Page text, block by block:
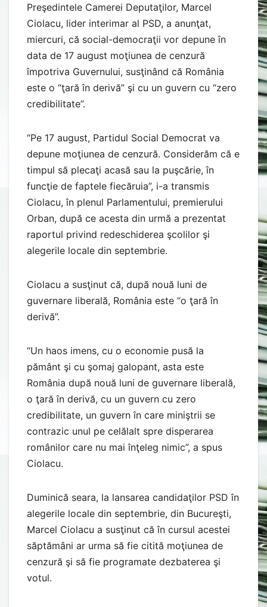
Preşedintele Camerei Deputaţilor, Marcel
Ciolacu, lider interimar al PSD, a anunţat,
miercuri, că social-democraţii vor depune în
data de 17 august moţiunea de cenzură
împotriva Guvernului, susţinând că România
este o “ţară în derivă” şi cu un guvern cu “zero
credibilitate”.
“Pe 17 august, Partidul Social Democrat va
depune moţiunea de cenzură. Considerăm că e
timpul să plecaţi acasă sau la puşcărie, în
funcţie de faptele fiecăruia”, i-a transmis
Ciolacu, în plenul Parlamentului, premierului
Orban, după ce acesta din urmă a prezentat
raportul privind redeschiderea şcolilor şi
alegerile locale din septembrie.
Ciolacu a susţinut că, după nouă luni de
guvernare liberală, România este “o ţară în
derivă”.
“Un haos imens, cu o economie pusă la
pământ şi cu şomaj galopant, asta este
România după nouă luni de guvernare liberală,
o ţară în derivă, cu un guvern cu zero
credibilitate, un guvern în care miniştrii se
contrazic unul pe celălalt spre disperarea
românilor care nu mai înţeleg nimic”, a spus
Ciolacu.
Duminică seara, la lansarea candidaţilor PSD în
alegerile locale din septembrie, din Bucureşti,
Marcel Ciolacu a susţinut că în cursul acestei
săptămâni ar urma să fie citită moţiunea de
cenzură şi să fie programate dezbaterea şi
votul.